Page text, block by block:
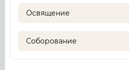
Освящение
Соборование